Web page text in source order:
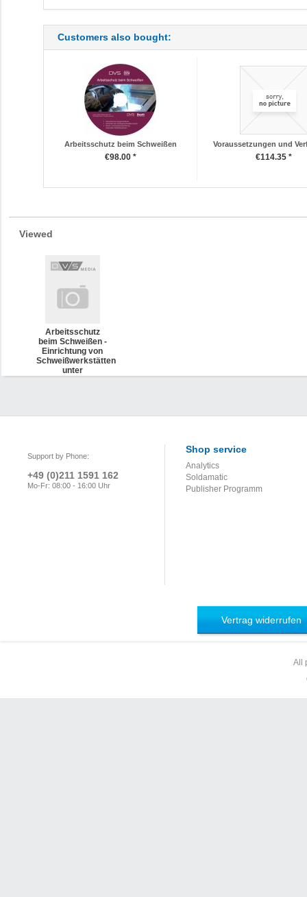
Customers also bought:
Arbeitsschutz beim Schweißen
€98.00 *
Voraussetzungen und
€114.35 *
Viewed
Arbeitsschutz
beim Schweißen -
Einrichtung von
Schweißwerkstätten
unter
Support by Phone:
+49 (0)211 1591 162
Mo-Fr: 08:00 - 16:00 Uhr
Shop service
Analytics
Soldamatic
Publisher Programm
Vertrag widerrufen
All